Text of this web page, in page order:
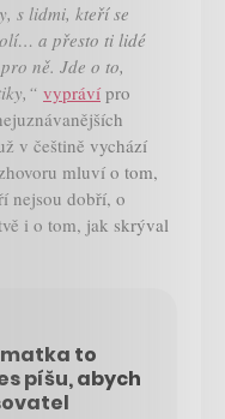
s lidmi, kteří se
a přesto ti lidé
ně. Jde o to,
vypráví pro
v češtině vychází
mluví o tom,
nejsou dobří, o
i o tom, jak skrýval
to
píšu, abych